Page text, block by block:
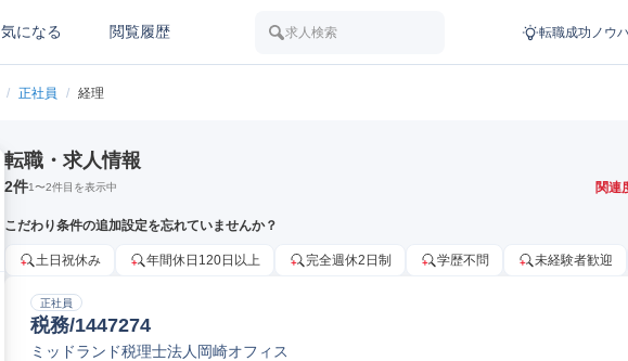
気になる 閲覧履歴 求人検索 転職成功ノウ
/ 正社員 / 経理
転職・求人情報
2件1〜2件目を表示中 関連
こだわり条件の追加設定を忘れていませんか？
土日祝休み 年間休日120日以上 完全週休2日制 学歴不問 未経験者歓迎
正社員
税務/1447274
ミッドランド税理士法人岡崎オフィス